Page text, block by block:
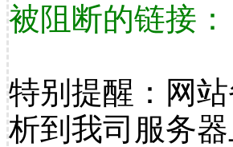
被阻断的链接：
特别提醒：网
析到我司服务